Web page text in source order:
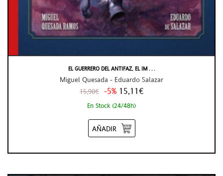
EL GUERRERO DEL ANTIFAZ, EL IM . . .
Miguel Quesada - Eduardo Salazar
15,90€ -5% 15,11€
En Stock (24/48h)
AÑADIR